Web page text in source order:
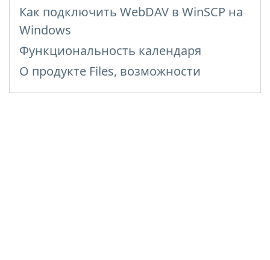
Как подключить WebDAV в WinSCP на
Windows
Функциональность календаря
О продукте Files, возможности